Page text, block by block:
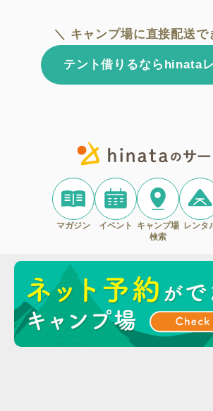
＼ キャンプ場に直接配送で
テント借りるならhinata
マガジン イベント
キャンプ場
検索
レンタ